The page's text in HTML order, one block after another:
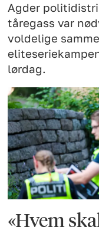
Agder
tåregass var
voldelige
lørdag.
«Hvem